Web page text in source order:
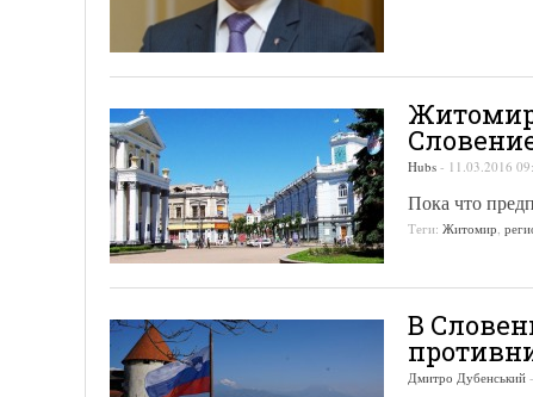
Житомир
Hubs - 11.03.2016
Пока что
Теги: Житомир
В
Дмитро Дубенський -